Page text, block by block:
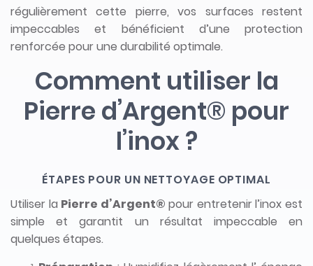
régulièrement cette pierre, vos surfaces restent
impeccables et bénéficient d’une protection
renforcée pour une durabilité optimale.
Comment utiliser la
Pierre d’Argent® pour
l’inox ?
ÉTAPES POUR UN NETTOYAGE OPTIMAL
Utiliser la Pierre d’Argent® pour entretenir l’inox est
simple et garantit un résultat impeccable en
quelques étapes.